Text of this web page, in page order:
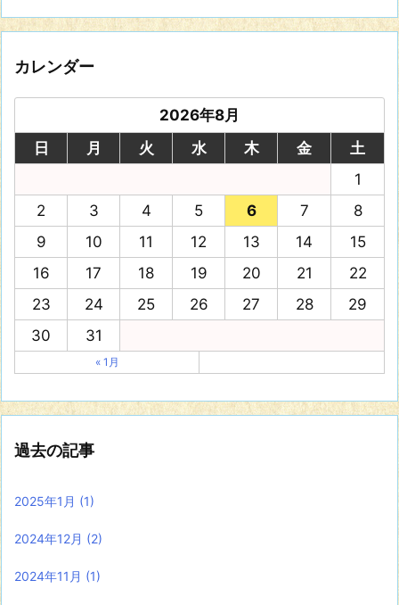
カレンダー
2026年8月
日
月 火 水 木 金
土
1
2
3 4 5 6 7
8
9
10 11 12 13 14
15
16
17 18 19 20 21
22
23
24 25 26 27 28
29
30
31
« 1月
過去の記事
2025年1月 (1)
2024年12月 (2)
2024年11月 (1)